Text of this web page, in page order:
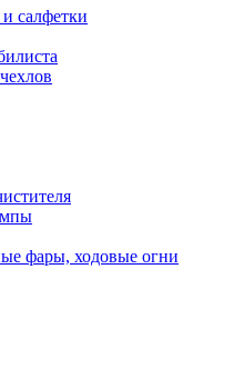
салфетки
фары, ходовые огни